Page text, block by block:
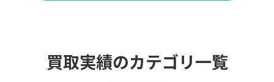
買取実績のカテゴリ一覧